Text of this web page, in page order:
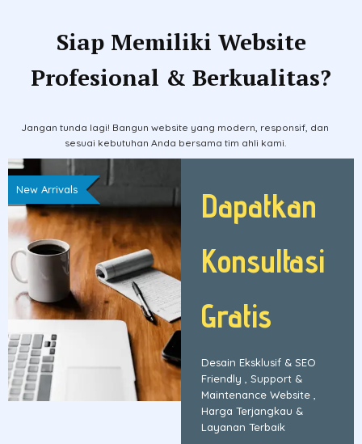
Siap Memiliki Website
Profesional & Berkualitas?
Jangan tunda lagi! Bangun website yang modern, responsif, dan
sesuai kebutuhan Anda bersama tim ahli kami.
New Arrivals
Dapatkan
Konsultasi
Gratis
Desain Eksklusif & SEO
Friendly , Support &
Maintenance Website ,
Harga Terjangkau &
Layanan Terbaik